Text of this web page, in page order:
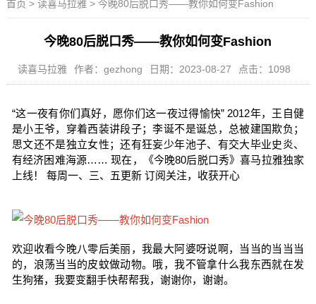
首页 > 读喜马拉雅> 今晚80后脱口秀——教你如何变Fashion
今晚80后脱口秀——教你如何变Fashion
读喜马拉雅 作者：gezhong 日期：2023-08-27 点击：1098
“这一夜有你们真好，愿你们这一夜过得愉快” 2012年，王自健
是小王爷，穿着西装讲段子；李诞不是诞总，总被建国欺负；
思文还不是独立女性；还有狂妄少年池子、有交大毕业史炎、
有经济困难海源…… 现在，《今晚80后脱口秀》喜马拉雅独家
上线！ 每周一、三、五更新 订阅关注，收获开心
欢迎收看今晚八零后美丽，我最大阿婆呀说啊，当当的当当当
的，浪荡当当的皮蚊做动物。哦，我不管拿什么我东西就在发
生狗猪，我要变翻手快帮帮我，谢谢你，谢谢。